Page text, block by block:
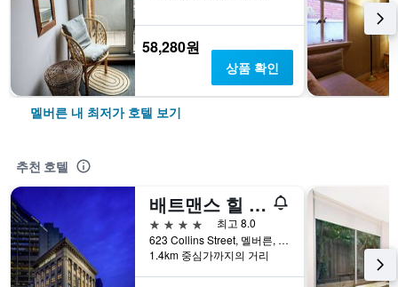
58,280원
상품 확인
멜버른 내 최저가 호텔 보기
추천 호텔
배트맨스 힐 온 콜린스
4성급
최고 8.0
623 Collins Street, 멜버른, VIC, 호주
1.4km 중심가까지의 거리